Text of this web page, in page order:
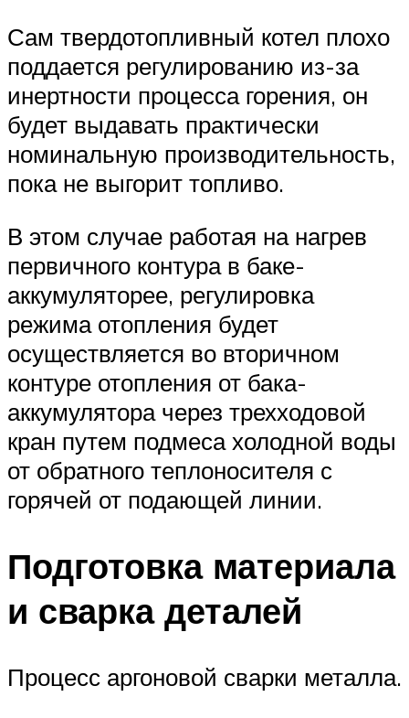
Сам твердотопливный котел плохо
поддается регулированию из-за
инертности процесса горения, он
будет выдавать практически
номинальную производительность,
пока не выгорит топливо.
В этом случае работая на нагрев
первичного контура в баке-
аккумуляторее, регулировка
режима отопления будет
осуществляется во вторичном
контуре отопления от бака-
аккумулятора через трехходовой
кран путем подмеса холодной воды
от обратного теплоносителя с
горячей от подающей линии.
Подготовка материала
и сварка деталей
Процесс аргоновой сварки металла.